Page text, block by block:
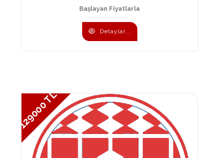
Başlayan Fiyatlarla
Detaylar...
129000 TL